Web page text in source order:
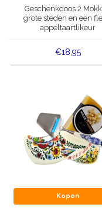
Geschenkdoos 2
grote steden en een
appeltaartlikeur
€18,95
Kopen